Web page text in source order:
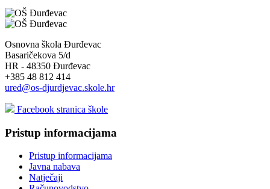
Osnovna škola Đurđevac
Basaričekova 5/d
HR - 48350 Đurđevac
+385 48 812 414
ured@os-djurdjevac.skole.hr
Facebook stranica škole
Pristup informacijama
Pristup informacijama
Javna nabava
Natječaji